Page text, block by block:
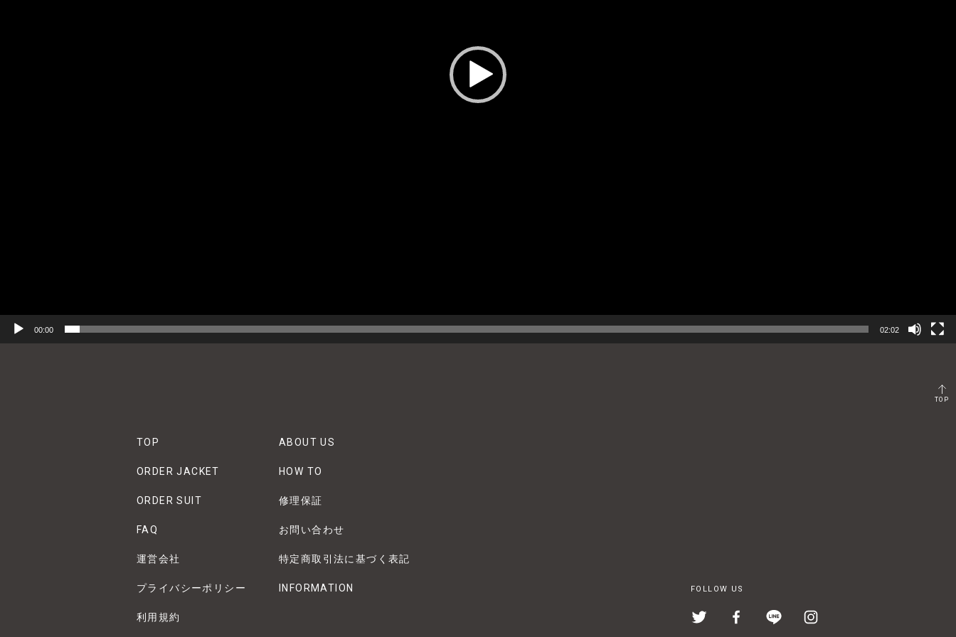
00:00 02:02
TOP
TOP ABOUT US
ORDER JACKET HOW TO
ORDER SUIT 修理保証
FAQ お問い合わせ
運営会社 特定商取引法に基づく表記
プライバシーポリシー INFORMATION
利用規約
FOLLOW US